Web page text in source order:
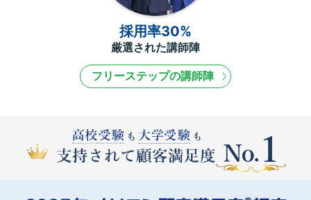
採用率30%
厳選された講師陣
フリーステップの講師陣